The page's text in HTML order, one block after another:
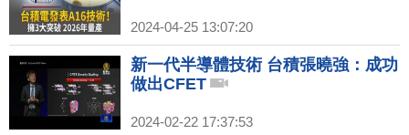
2024-04-25 13:07:20
新一代半導體技術 台積張曉強：成功
做出CFET
2024-02-22 17:37:53